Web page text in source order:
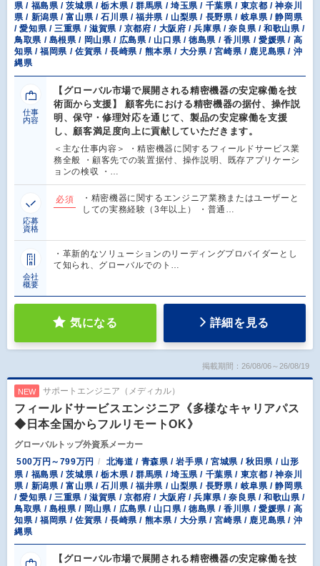
県 / 福島県 / 茨城県 / 栃木県 / 群馬県 / 埼玉県 / 千葉県 / 東京都 / 神奈川
県 / 新潟県 / 富山県 / 石川県 / 福井県 / 山梨県 / 長野県 / 岐阜県 / 静岡県
/ 愛知県 / 三重県 / 滋賀県 / 京都府 / 大阪府 / 兵庫県 / 奈良県 / 和歌山県 /
鳥取県 / 島根県 / 岡山県 / 広島県 / 山口県 / 徳島県 / 香川県 / 愛媛県 / 高
知県 / 福岡県 / 佐賀県 / 長崎県 / 熊本県 / 大分県 / 宮崎県 / 鹿児島県 / 沖
縄県
仕事
内容
【グローバル市場で展開される精密機器の安定稼働を技
術面から支援】 顧客先における精密機器の据付、操作説
明、保守・修理対応を通じて、製品の安定稼働を支援
し、顧客満足度向上に貢献していただきます。
＜主な仕事内容＞ ・精密機器に関するフィールドサービス業
務全般 ・顧客先での装置据付、操作説明、既存アプリケーシ
ョンの検収 ・…
応募
資格
必須
・精密機器に関するエンジニア業務またはユーザーと
しての実務経験（3年以上） ・普通…
会社
概要
・革新的なソリューションのリーディングプロバイダーとし
て知られ、グローバルでのト…
気になる 詳細を見る
掲載期間：26/08/06～26/08/19
NEW サポートエンジニア（メディカル）
フィールドサービスエンジニア《多様なキャリアパス
◆日本全国からフルリモートOK》
グローバルトップ外資系メーカー
500万円～799万円
北海道 / 青森県 / 岩手県 / 宮城県 / 秋田県 / 山形
県 / 福島県 / 茨城県 / 栃木県 / 群馬県 / 埼玉県 / 千葉県 / 東京都 / 神奈川
県 / 新潟県 / 富山県 / 石川県 / 福井県 / 山梨県 / 長野県 / 岐阜県 / 静岡県
/ 愛知県 / 三重県 / 滋賀県 / 京都府 / 大阪府 / 兵庫県 / 奈良県 / 和歌山県 /
鳥取県 / 島根県 / 岡山県 / 広島県 / 山口県 / 徳島県 / 香川県 / 愛媛県 / 高
知県 / 福岡県 / 佐賀県 / 長崎県 / 熊本県 / 大分県 / 宮崎県 / 鹿児島県 / 沖
縄県
【グローバル市場で展開される精密機器の安定稼働を技